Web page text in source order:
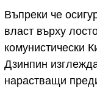
Въпреки че
власт върху
комунистически
Дзинпин
нарастващи